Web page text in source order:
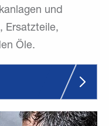
und
Ersatzteile,
Öle.